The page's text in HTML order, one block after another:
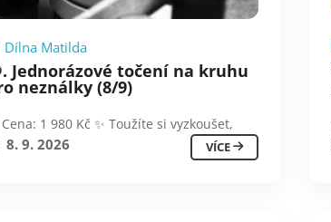
Dílna Matilda
Jednorázové točení na kruhu
neználky (8/9)
Cena: 1 980 Kč ✨ Toužíte si vyzkoušet,
8. 9. 2026 VÍCE